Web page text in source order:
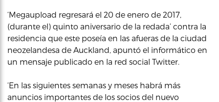
‘Megaupload regresará el 20 de enero de 2017,
(durante el) quinto aniversario de la redada’ contra la
residencia que este poseía en las afueras de la ciudad
neozelandesa de Auckland, apuntó el informático en
un mensaje publicado en la red social Twitter.
‘En las siguientes semanas y meses habrá más
anuncios importantes de los socios del nuevo